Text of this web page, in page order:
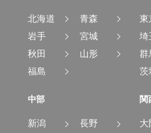
北海道
青森
岩手
宮城
秋田
山形
福島
東
埼
群
茨
中部
新潟
長野
関
大